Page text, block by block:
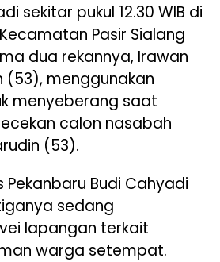
sekitar pukul 12.30 WIB di
Pasir Sialang
dua rekannya, Irawan
(53), menggunakan
menyeberang saat
calon nasabah
(53).
Pekanbaru Budi Cahyadi
sedang
lapangan terkait
warga setempat.